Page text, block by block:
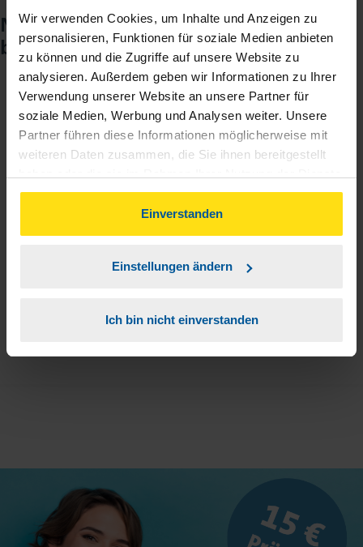
Wir verwenden Cookies, um Inhalte und Anzeigen zu
personalisieren, Funktionen für soziale Medien anbieten
zu können und die Zugriffe auf unsere Website zu
analysieren. Außerdem geben wir Informationen zu Ihrer
Verwendung unserer Website an unsere Partner für
soziale Medien, Werbung und Analysen weiter. Unsere
Partner führen diese Informationen möglicherweise mit
weiteren Daten zusammen, die Sie ihnen bereitgestellt
gesammelt haben. Indem Sie auf Einverstanden klicken,
können Sie der Verwendung von Cookies, gemäß
unserer
Einverstanden
Einstellungen ändern
Ich bin nicht einverstanden
Noch keinen Zugang? So einfach
beantragen Sie ihn.
1
Sie teilen mir mit, dass Sie MeineVLH nutzen
wollen.
2 und einem Aktivierungslink.
3 Sie erhalten von mir Ihr Einmal-Passwort.
eingeben und los geht's.